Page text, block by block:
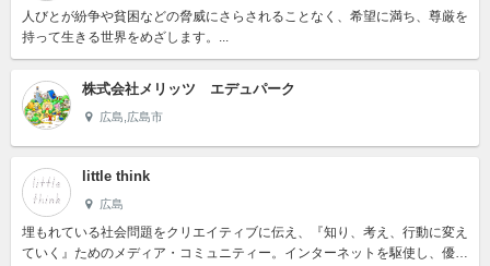
人びとが紛争や貧困などの脅威にさらされることなく、希望に満ち、尊厳を
持って生きる世界をめざします。...
株式会社メリッツ エデュパーク
広島,広島市
little think
広島
埋もれている社会問題をクリエイティブに伝え、『知り、考え、行動に変え
ていく』ためのメディア・コミュニティー。インターネットを駆使し、優し